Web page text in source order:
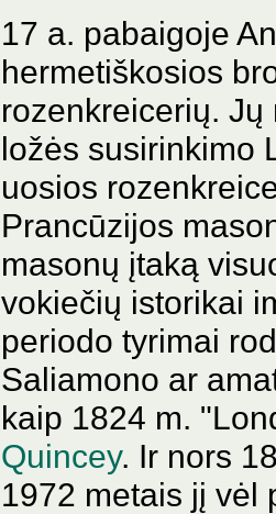
17 a. pabaigoje
hermetiškosios
rozenkreicerių.
ložės susirinkimo
uosios
Prancūzijos
masonų įtaką
vokiečių istorikai
periodo tyrimai
Saliamono ar
kaip 1824 m.
Quincey. Ir nors
1972 metais jį vėl